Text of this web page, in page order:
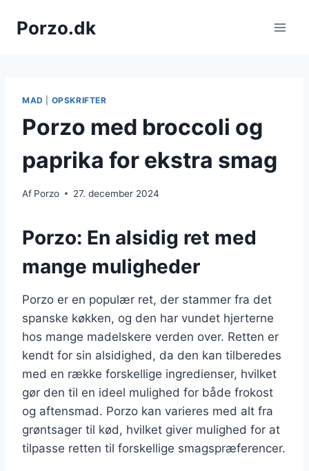
Porzo.dk
MAD OPSKRIFTER
Porzo med broccoli og
paprika for ekstra smag
Af Porzo 27. december 2024
Porzo: En alsidig ret med
mange muligheder
Porzo er en populær ret, der stammer fra det
spanske køkken, og den har vundet hjerterne
hos mange madelskere verden over. Retten er
kendt for sin alsidighed, da den kan tilberedes
med en række forskellige ingredienser, hvilket
gør den til en ideel mulighed for både frokost
og aftensmad. Porzo kan varieres med alt fra
grøntsager til kød, hvilket giver mulighed for at
tilpasse retten til forskellige smagspræferencer.